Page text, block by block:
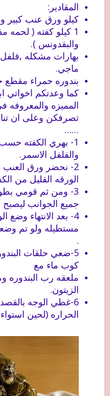
المقادير:
كيلو ورق عنب كبير
1 كيلو كفته (
والبقدونس ).
بهارات مشكله
ماجي.
بندوره حمراء مقطع
كما وعدتكم اخواتي
المميزه والمعروفه
تصرفكن وعلى ان
……
1- بهري الكفته حسب
والفلفل الاسمر.
2- نحضر ورق
الورقه القليل من
3- ومن ثم قومي
جميع الجوانب
4- بعد الانتهاء وضع
مستطيله ولو تم
.
5-ضعي حلقات
كوب ماء مع
ملعقه رب
الزيتون.
6-غطي الوجه
الحراره (لحين